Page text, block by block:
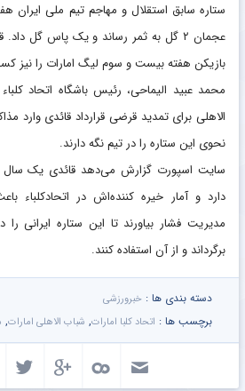
ستاره سابق استقلال و مهاجم تیم ملی ایران
عجمان ۲ گل به ثمر رساند و یک پاس گل
بازیکن هفته بیست و سوم لیگ امارات را نیز
محمد عبید الیماحی، رئیس باشگاه اتحاد
الاهلی برای تمدید قرضی قرارداد قائدی وارد
نحوی این ستاره را در تیم نگه دارند.
سایت اسپورت گزارش می‌دهد قائدی یک سال
دارد و آمار خیره کننده‌اش در اتحادکلباء
مدیریت فشار بیاورند تا این ستاره ایرانی
برگرداند و از آن استفاده کنند.
دسته بندی ها : خبرورزشی
برچسب ها : اتحاد کلبا امارات, شباب الاهلی امارات,